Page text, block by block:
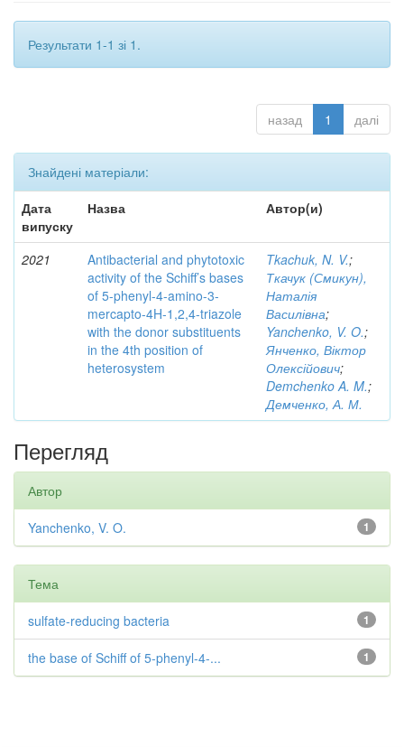
Результати 1-1 зі 1.
назад 1 далі
Знайдені матеріали:
Дата
випуску
Назва Автор(и)
2021
Antibacterial and phytotoxic
activity of the Schiff’s bases
of 5-phenyl-4-amino-3-
mercapto-4H-1,2,4-triazole
with the donor substituents
in the 4th position of
heterosystem
Tkachuk, N. V.;
Ткачук (Смикун),
Наталія
Василівна;
Yanchenko, V. O.;
Янченко, Віктор
Олексійович;
Demchenko A. M.;
Демченко, А. М.
Перегляд
Автор
1
Yanchenko, V. O.
Тема
1
sulfate-reducing bacteria
1
the base of Schiff of 5-phenyl-4-...